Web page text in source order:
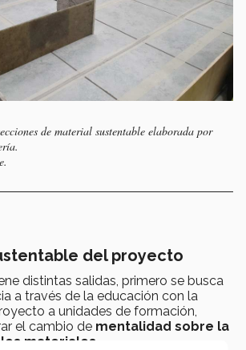
de material sustentable elaborada por
del proyecto
distintas salidas, primero se busca
a través de la educación con la
a unidades de formación,
el cambio de mentalidad sobre la
materiales.